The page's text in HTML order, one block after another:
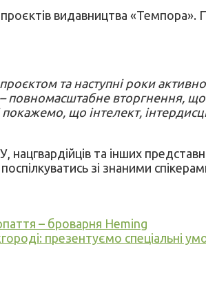
видавництва
та наступні роки
вторгнення, що
що інтелект,
нацгвардійців та інших
зі знаними
– броварня Heming
презентуємо спеціальні